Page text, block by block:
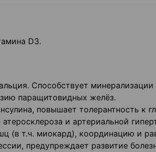
D3.
Способствует минерализации
паращитовидных желёз.
повышает толерантность к
и артериальной
(в т.ч. миокард), координацию и
предупреждает развитие